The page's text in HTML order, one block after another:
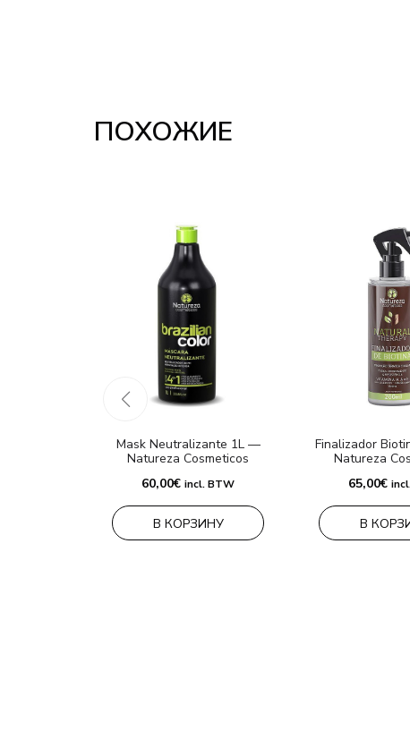
ПОХОЖИЕ
Mask Neutralizante 1L —
Natureza Cosmeticos
60,00€ incl. BTW
В КОРЗИНУ
Finalizador
Natureza
65,00€
В